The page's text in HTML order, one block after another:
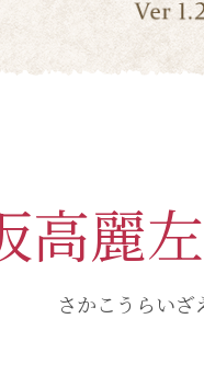
高麗
さかこうらいざ